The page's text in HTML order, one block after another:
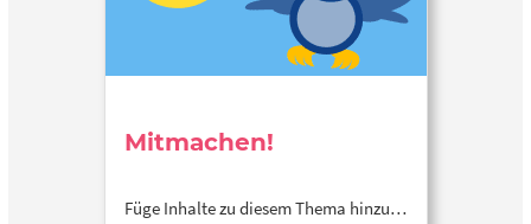
Mitmachen!
Füge Inhalte zu diesem Thema hinzu…